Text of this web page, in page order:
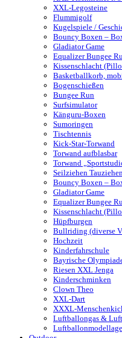
XXL-Legosteine
Flummigolf
Kugelspiele /
Bouncy Boxen –
Gladiator Game
Equalizer Bungee
Kissenschlacht
Basketballkorb,
Bogenschießen
Bungee Run
Surfsimulator
Känguru-Boxen
Sumoringen
Tischtennis
Kick-Star-Torwand
Torwand aufblasbar
Torwand
Seilziehen
Bouncy Boxen –
Gladiator Game
Equalizer Bungee
Kissenschlacht
Hüpfburgen
Bullriding (diverse
Hochzeit
Kinderfahrschule
Bayrische
Riesen XXL Jenga
Kinderschminken
Clown Theo
XXL-Dart
XXXL-
Luftballongas &